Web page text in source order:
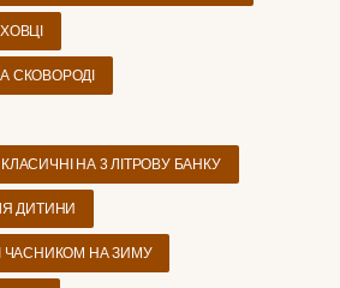
СКОВОРОДІ
НА 3 ЛІТРОВУ БАНКУ
ДИТИНИ
ЧАСНИКОМ НА ЗИМУ